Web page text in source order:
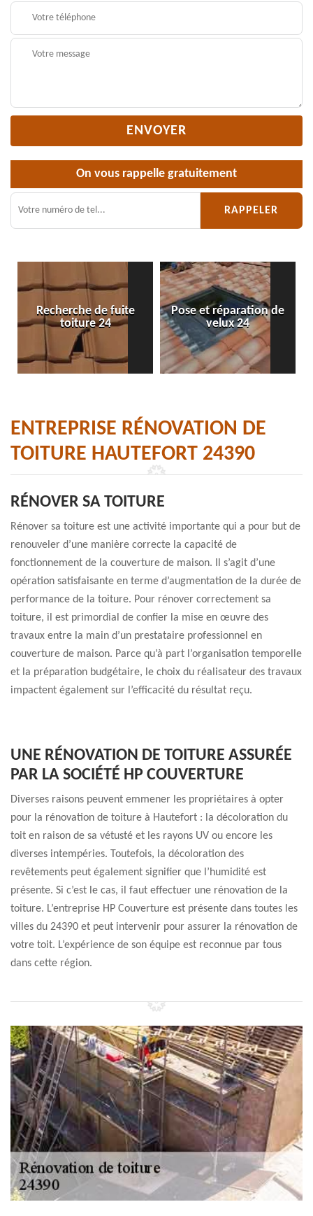
On vous rappelle gratuitement
Recherche de fuite
toiture 24
Pose et réparation de
velux 24
ENTREPRISE RÉNOVATION DE
TOITURE HAUTEFORT 24390
RÉNOVER SA TOITURE
Rénover sa toiture est une activité importante qui a pour but de
renouveler d’une manière correcte la capacité de
fonctionnement de la couverture de maison. Il s’agit d’une
opération satisfaisante en terme d’augmentation de la durée de
performance de la toiture. Pour rénover correctement sa
toiture, il est primordial de confier la mise en œuvre des
travaux entre la main d’un prestataire professionnel en
couverture de maison. Parce qu’à part l’organisation temporelle
et la préparation budgétaire, le choix du réalisateur des travaux
impactent également sur l’efficacité du résultat reçu.
UNE RÉNOVATION DE TOITURE ASSURÉE
PAR LA SOCIÉTÉ HP COUVERTURE
Diverses raisons peuvent emmener les propriétaires à opter
pour la rénovation de toiture à Hautefort : la décoloration du
toit en raison de sa vétusté et les rayons UV ou encore les
diverses intempéries. Toutefois, la décoloration des
revêtements peut également signifier que l’humidité est
présente. Si c’est le cas, il faut effectuer une rénovation de la
toiture. L’entreprise HP Couverture est présente dans toutes les
villes du 24390 et peut intervenir pour assurer la rénovation de
votre toit. L’expérience de son équipe est reconnue par tous
dans cette région.